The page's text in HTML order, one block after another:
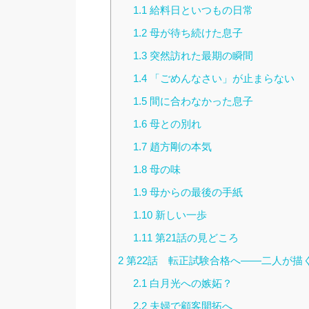
1.1 給料日といつもの日常
1.2 母が待ち続けた息子
1.3 突然訪れた最期の瞬間
1.4 「ごめんなさい」が止まらない
1.5 間に合わなかった息子
1.6 母との別れ
1.7 趙方剛の本気
1.8 母の味
1.9 母からの最後の手紙
1.10 新しい一歩
1.11 第21話の見どころ
2第22話 転正試験合格へ――二人が描
2.1 白月光への嫉妬？
2.2 夫婦で顧客開拓へ